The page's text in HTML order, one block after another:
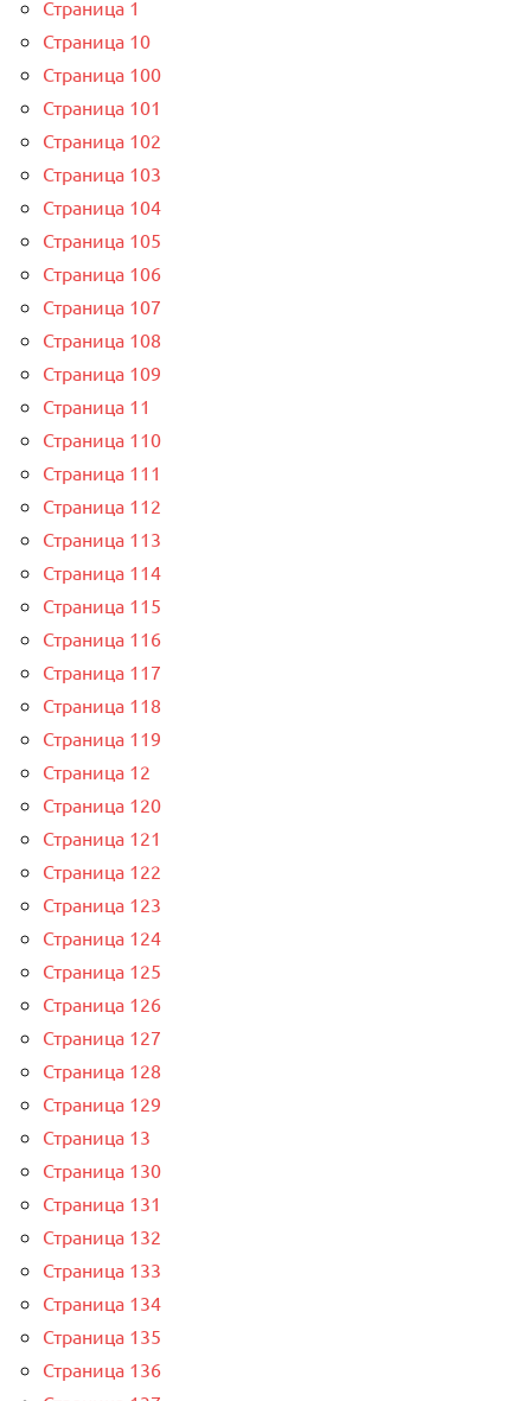
Страница 1
Страница 10
Страница 100
Страница 101
Страница 102
Страница 103
Страница 104
Страница 105
Страница 106
Страница 107
Страница 108
Страница 109
Страница 11
Страница 110
Страница 111
Страница 112
Страница 113
Страница 114
Страница 115
Страница 116
Страница 117
Страница 118
Страница 119
Страница 12
Страница 120
Страница 121
Страница 122
Страница 123
Страница 124
Страница 125
Страница 126
Страница 127
Страница 128
Страница 129
Страница 13
Страница 130
Страница 131
Страница 132
Страница 133
Страница 134
Страница 135
Страница 136